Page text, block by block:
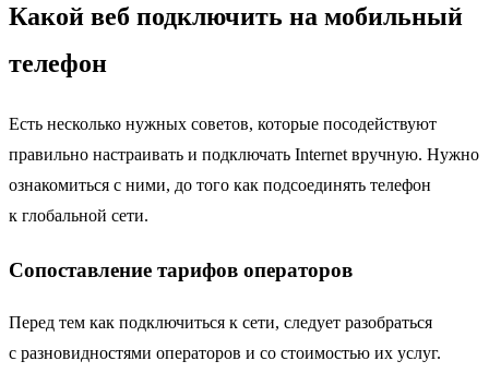
Какой веб подключить на мобильный
телефон
Есть несколько нужных советов, которые посодействуют
правильно настраивать и подключать Internet вручную. Нужно
ознакомиться с ними, до того как подсоединять телефон
к глобальной сети.
Сопоставление тарифов операторов
Перед тем как подключиться к сети, следует разобраться
с разновидностями операторов и со стоимостью их услуг.